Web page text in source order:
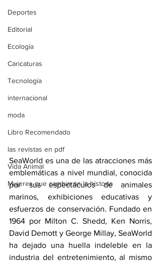
Deportes
Editorial
Ecología
Caricaturas
Tecnología
internacional
moda
Libro Recomendado
las revistas en pdf
Vida Animal
Mujeres que cambiaron la historia
SeaWorld es una de las atracciones más
emblemáticas a nivel mundial, conocida
por sus espectáculos de animales
marinos, exhibiciones educativas y
esfuerzos de conservación. Fundado en
1964 por Milton C. Shedd, Ken Norris,
David Demott y George Millay, SeaWorld
ha dejado una huella indeleble en la
industria del entretenimiento, al mismo